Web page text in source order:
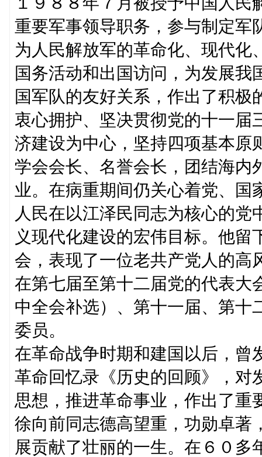
重要军事领导职务，参与制定军
为人民解放军的革命化、现代化
国务活动和出国访问，为发展
国军队的友好关系，作出了积
衷心拥护、坚决贯彻党的十一届
济建设为中心，坚持四项基本原
学会会长、名誉会长，团结海内
业。在病重期间仍关心着党、国
人民在以江泽民同志为核心的
义现代化建设的宏伟目标。他
会，表现了一位老共产党人的高
在第七届至第十二届党的代表大
中全会补选）、第十一届、第十
委员。
在革命战争时期和建国以后，曾
革命回忆录《历史的回顾》，对
思想，推进革命事业，作出了重
徐向前同志德高望重，功勋卓著
展贡献了壮丽的一生。在６０多